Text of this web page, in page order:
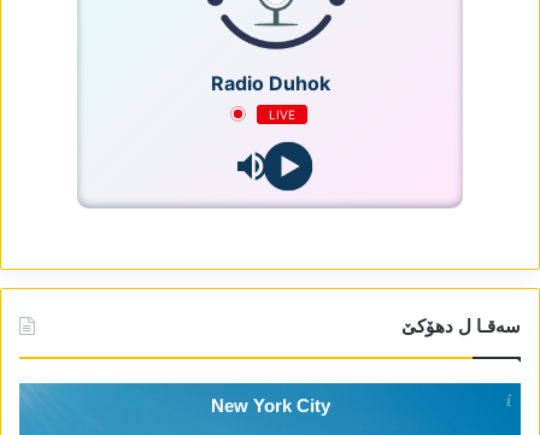
Radio Duhok
LIVE
سەقـا ل دھۆکێ
New York City